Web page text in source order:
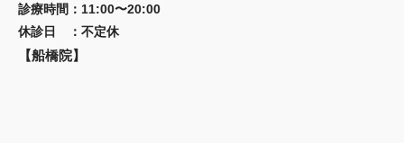
診療時間 ： 11:00〜20:00
休診日
： 不定休
【船橋院】